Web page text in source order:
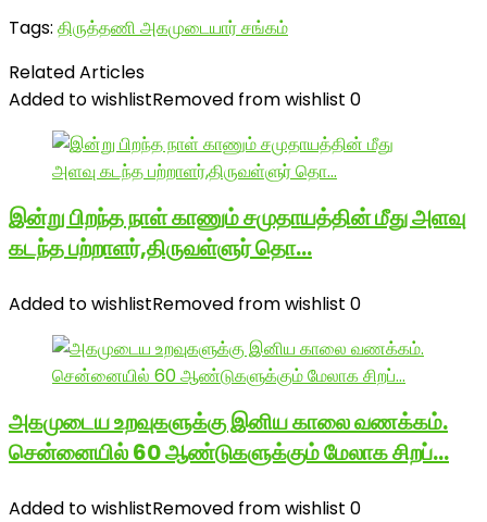
Tags: திருத்தணி அகமுடையார் சங்கம்
Related Articles
Added to wishlistRemoved from wishlist 0
இன்று பிறந்த நாள் காணும் சமுதாயத்தின் மீது அளவு
கடந்த பற்றாளர்,திருவள்ளுர் தொ…
Added to wishlistRemoved from wishlist 0
அகமுடைய உறவுகளுக்கு இனிய காலை வணக்கம்.
சென்னையில் 60 ஆண்டுகளுக்கும் மேலாக சிறப்…
Added to wishlistRemoved from wishlist 0